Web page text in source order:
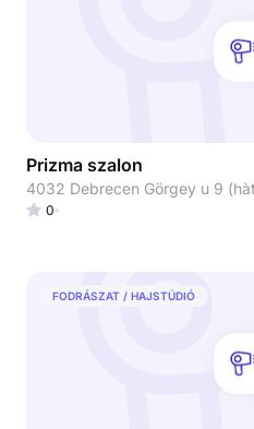
Prizma szalon
0
FODRÁSZAT / HAJSTÚDIÓ